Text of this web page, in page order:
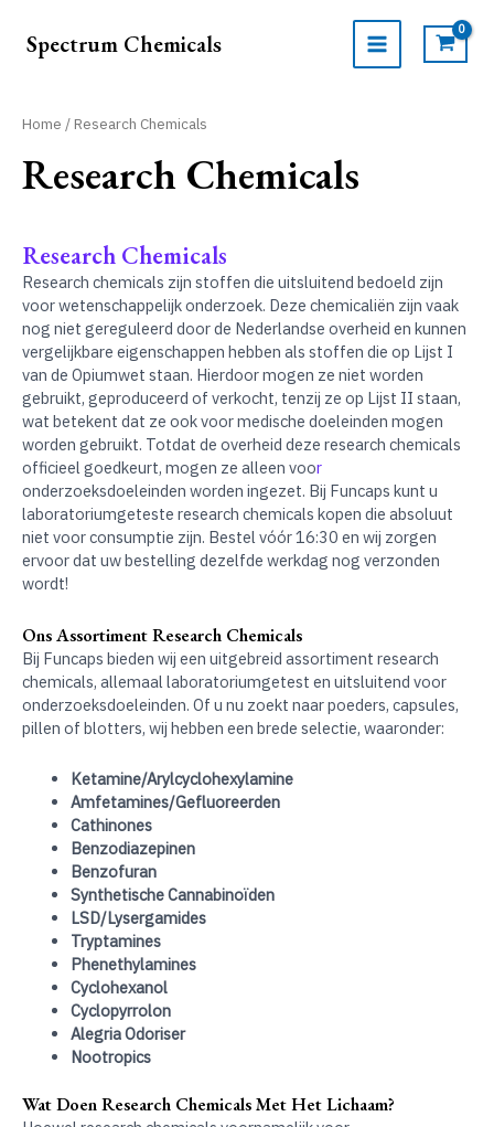
naarSpectrum Chemicals
MAIN
Home / Research Chemicals
Research Chemicals
Research Chemicals
Research chemicals zijn stoffen die uitsluitend bedoeld zijn
voor wetenschappelijk onderzoek. Deze chemicaliën zijn vaak
nog niet gereguleerd door de Nederlandse overheid en kunnen
vergelijkbare eigenschappen hebben als stoffen die op Lijst I
van de Opiumwet staan. Hierdoor mogen ze niet worden
gebruikt, geproduceerd of verkocht, tenzij ze op Lijst II staan,
wat betekent dat ze ook voor medische doeleinden mogen
worden gebruikt. Totdat de overheid deze research chemicals
officieel goedkeurt, mogen ze alleen voor
onderzoeksdoeleinden worden ingezet. Bij Funcaps kunt u
laboratoriumgeteste research chemicals kopen die absoluut
niet voor consumptie zijn. Bestel vóór 16:30 en wij zorgen
ervoor dat uw bestelling dezelfde werkdag nog verzonden
wordt!
Ons Assortiment Research Chemicals
Bij Funcaps bieden wij een uitgebreid assortiment research
chemicals, allemaal laboratoriumgetest en uitsluitend voor
onderzoeksdoeleinden. Of u nu zoekt naar poeders, capsules,
pillen of blotters, wij hebben een brede selectie, waaronder:
Ketamine/Arylcyclohexylamine
Amfetamines/Gefluoreerden
Cathinones
Benzodiazepinen
Benzofuran
Synthetische Cannabinoïden
LSD/Lysergamides
Tryptamines
Phenethylamines
Cyclohexanol
Cyclopyrrolon
Alegria Odoriser
Nootropics
Wat Doen Research Chemicals Met Het Lichaam?